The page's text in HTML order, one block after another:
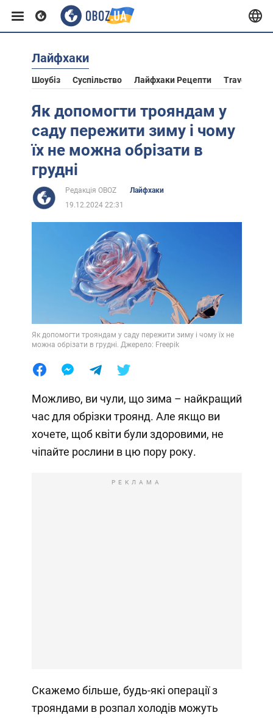
Європа
США
Азія
Африка
Життя
Лайфхаки
Шоубіз Суспільство Лайфхаки Рецепти Travel
Як допомогти трояндам у
саду пережити зиму і чому
їх не можна обрізати в
грудні
Редакція OBOZ
Лайфхаки
19.12.2024 22:31
Як допомогти трояндам у саду пережити зиму і чому їх не
можна обрізати в грудні. Джерело: Freepik
Можливо, ви чули, що зима – найкращий
час для обрізки троянд. Але якщо ви
хочете, щоб квіти були здоровими, не
чіпайте рослини в цю пору року.
РЕКЛАМА
Скажемо більше, будь-які операції з
трояндами в розпал холодів можуть